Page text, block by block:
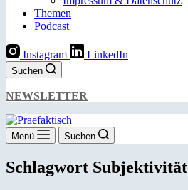
Themen
Podcast
Instagram LinkedIn
Suchen
NEWSLETTER
Menü Suchen
Schlagwort Subjektivität